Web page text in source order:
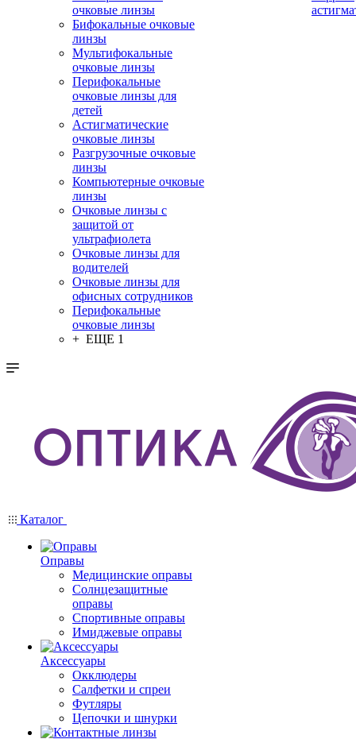
очковые линзы
Бифокальные очковые
линзы
Мультифокальные
очковые линзы
Перифокальные
очковые линзы для
детей
Астигматические
очковые линзы
Разгрузочные очковые
линзы
Компьютерные очковые
линзы
Очковые линзы с
защитой от
ультрафиолета
Очковые линзы для
водителей
Очковые линзы для
офисных сотрудников
Перифокальные
очковые линзы
+ ЕЩЕ 1
Каталог
Оправы
Медицинские оправы
Солнцезащитные
оправы
Спортивные оправы
Имиджевые оправы
Аксессуары
Окклюдеры
Салфетки и спреи
Футляры
Цепочки и шнурки